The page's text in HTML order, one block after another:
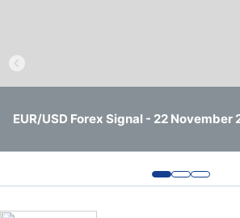
EUR/USD Forex Signal - 22 November
BTC/USD Forex Signal - 22 November
USD/CHF Forex Signal - 22 November